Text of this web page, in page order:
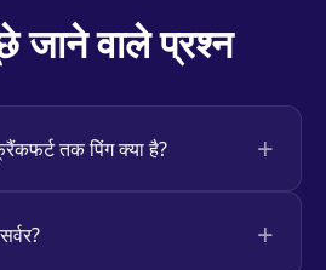
जाने वाले प्रश्न
तक पिंग क्या है?